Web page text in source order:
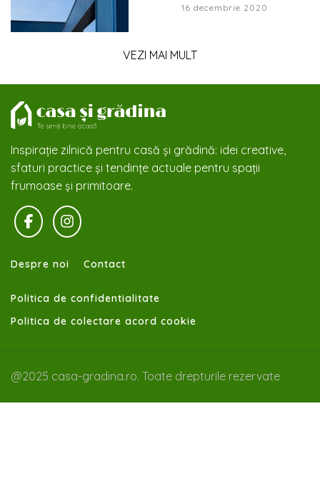
16 decembrie 2020
VEZI MAI MULT
Inspirație zilnică pentru casă și grădină: idei creative,
sfaturi practice și tendințe actuale pentru spații
frumoase și primitoare.
Despre noi Contact
Politica de confidentialitate
Politica de colectare acord cookie
@2025 casa-gradina.ro. Toate drepturile rezervate